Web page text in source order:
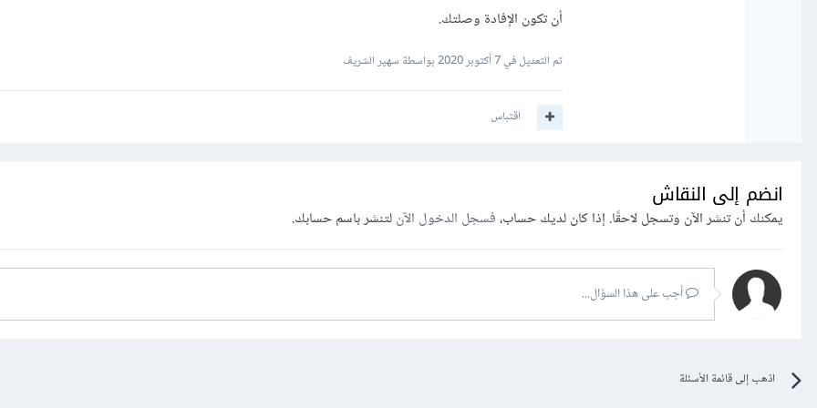
أن تكون الإفادة وصلتك.
تم التعديل في7 أكتوبر 2020 بواسطة سهير الشريف
اقتباس
انضم إلى النقاش
يمكنك أن تنشر الآن وتسجل لاحقًا. إذا كان لديك حساب،فسجل الدخول الآنلتنشر باسم حسابك.
أجب على هذا السؤال...
اذهب إلى قائمة الأسئلة